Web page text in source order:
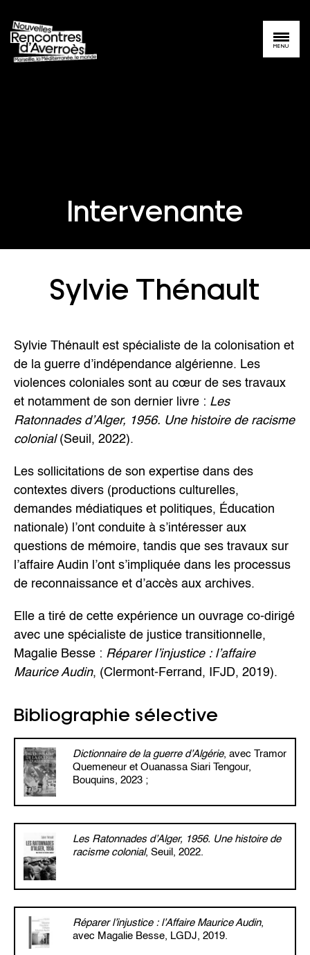
MENU
Intervenante
Sylvie Thénault
Sylvie Thénault est spécialiste de la colonisation et
de la guerre d’indépendance algérienne. Les
violences coloniales sont au cœur de ses travaux
et notamment de son dernier livre : Les
Ratonnades d’Alger, 1956. Une histoire de racisme
colonial(Seuil, 2022).
Les sollicitations de son expertise dans des
contextes divers (productions culturelles,
demandes médiatiques et politiques, Éducation
nationale) l’ont conduite à s’intéresser aux
questions de mémoire, tandis que ses travaux sur
l’affaire Audin l’ont s’impliquée dans les processus
de reconnaissance et d’accès aux archives.
Elle a tiré de cette expérience un ouvrage co-dirigé
avec une spécialiste de justice transitionnelle,
Magalie Besse : Réparer l’injustice : l’affaire
Maurice Audin, (Clermont-Ferrand, IFJD, 2019).
Bibliographie sélective
Dictionnaire de la guerre d’Algérie, avec Tramor
Quemeneur et Ouanassa Siari Tengour,
Bouquins, 2023 ;
Les Ratonnades d’Alger, 1956. Une histoire de
racisme colonial, Seuil, 2022.
Réparer l’injustice : l’Affaire Maurice Audin,
avec Magalie Besse, LGDJ, 2019.